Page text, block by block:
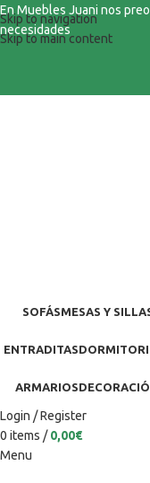
Skip to navigation
Skip to main content
En Muebles Juani nos
necesidades
SOFÁSMESAS Y
ENTRADITAS
ARMARIOS
Login / Register
0 items / 0,00€
Menu